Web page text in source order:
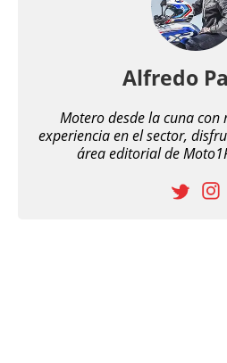
Alfredo
Motero desde la cuna con
experiencia en el sector,
área editorial de